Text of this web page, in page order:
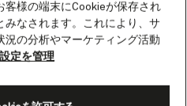
lemon juice.
(equal parts sugar and
客様の端末にCookieが保存され
みなされます。これにより、サ
況の分析やマーケティング活動
定を管理